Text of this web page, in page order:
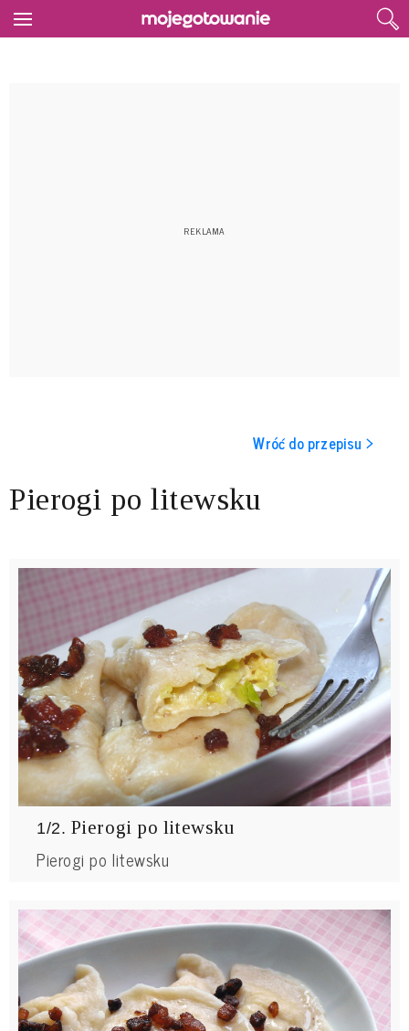
Wróć do przepisu >
Pierogi po litewsku
1/2. Pierogi po litewsku
Pierogi po litewsku